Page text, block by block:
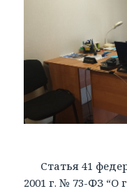
Статья 41
2001 г. № 73-ФЗ “О